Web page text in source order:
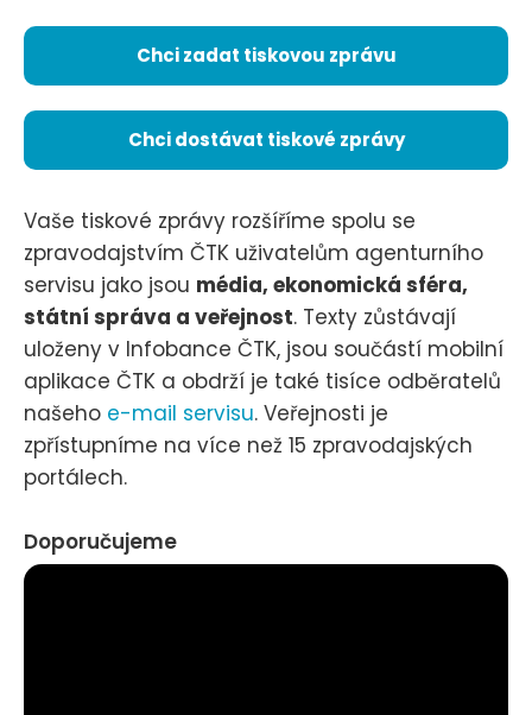
Chci zadat tiskovou zprávu
Chci dostávat tiskové zprávy
Vaše tiskové zprávy rozšíříme spolu se
zpravodajstvím ČTK uživatelům agenturního
servisu jako jsou média, ekonomická sféra,
státní správa a veřejnost. Texty zůstávají
uloženy v Infobance ČTK, jsou součástí mobilní
aplikace ČTK a obdrží je také tisíce odběratelů
našeho e-mail servisu. Veřejnosti je
zpřístupníme na více než 15 zpravodajských
portálech.
Doporučujeme